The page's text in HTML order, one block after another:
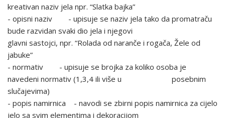
kreativan naziv jela npr. “Slatka bajka”
- opisni naziv - upisuje se naziv jela tako da promatraču
bude razvidan svaki dio jela i njegovi
glavni sastojci, npr. “Rolada od naranče i rogača, Žele od
jabuke”
- normativ - upisuje se brojka za koliko osoba je
navedeni normativ (1,3,4 ili više u posebnim
slučajevima)
- popis namirnica - navodi se zbirni popis namirnica za cijelo
jelo sa svim elementima i dekoracijom